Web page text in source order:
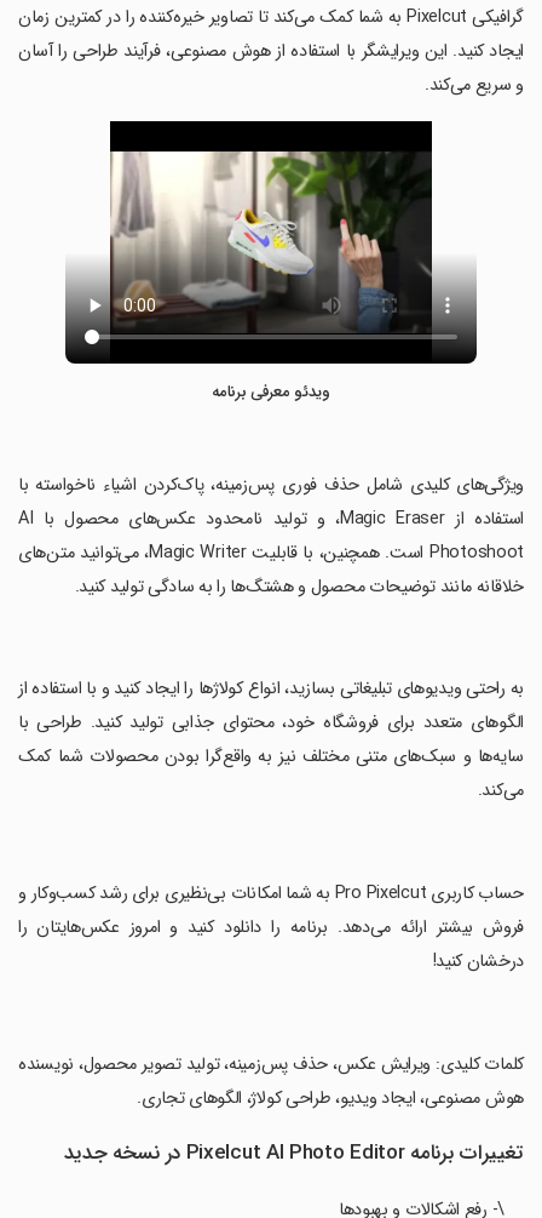
گرافیکی Pixelcut به شما کمک می‌کند تا تصاویر خیره‌کننده را در کمترین زمان
ایجاد کنید. این ویرایشگر با استفاده از هوش مصنوعی، فرآیند طراحی را آسان
و سریع می‌کند.
ویدئو معرفی برنامه
‏ویژگی‌های کلیدی شامل حذف فوری پس‌زمینه، پاک‌کردن اشیاء ناخواسته با
استفاده از Magic Eraser، و تولید نامحدود عکس‌های محصول با AI
Photoshoot است. همچنین، با قابلیت Magic Writer، می‌توانید متن‌های
خلاقانه مانند توضیحات محصول و هشتگ‌ها را به سادگی تولید کنید.
‏به راحتی ویدیوهای تبلیغاتی بسازید، انواع کولاژها را ایجاد کنید و با استفاده از
الگوهای متعدد برای فروشگاه خود، محتوای جذابی تولید کنید. طراحی با
سایه‌ها و سبک‌های متنی مختلف نیز به واقع‌گرا بودن محصولات شما کمک
می‌کند.
‏حساب کاربری Pro Pixelcut به شما امکانات بی‌نظیری برای رشد کسب‌وکار و
فروش بیشتر ارائه می‌دهد. برنامه را دانلود کنید و امروز عکس‌هایتان را
درخشان کنید!
‏کلمات کلیدی: ویرایش عکس، حذف پس‌زمینه، تولید تصویر محصول، نویسنده
هوش مصنوعی، ایجاد ویدیو، طراحی کولاژ، الگوهای تجاری.
تغییرات برنامه Pixelcut AI Photo Editor در نسخه جدید
\- رفع اشکالات و بهبودها